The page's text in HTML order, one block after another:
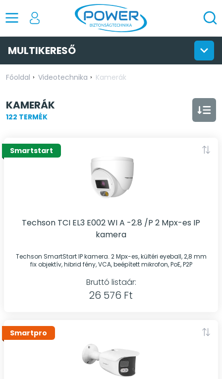
MULTIKERESŐ
Főoldal Videotechnika Kamerák
KAMERÁK
122 TERMÉK
Smartstart
Techson TCI EL3 E002 WI A -2.8 /P 2 Mpx-es IP
kamera
Techson SmartStart IP kamera. 2 Mpx-es, kültéri eyeball, 2,8 mm
fix objektív, hibrid fény, VCA, beépített mikrofon, PoE, P2P
Bruttó listaár:
26 576 Ft
Smartpro